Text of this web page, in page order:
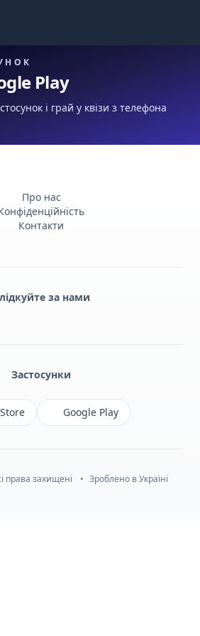
Play
і грай у квізи з телефона
Про нас
Контакти
за нами
Застосунки
Google Play
права захищені • Зроблено в Україні